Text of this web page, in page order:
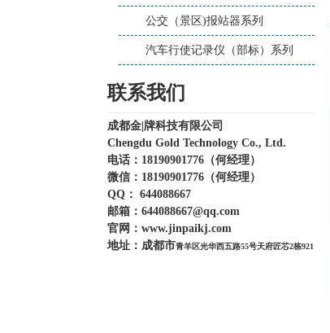
公交（景区)报站器系列
汽车行使记录仪（部标）系列
联系我们
成都金|牌科技有限公司
Chengdu Gold Technology Co., Ltd.
电话：18190901776（何经理）
微信： 18190901776 （何经理）
QQ： 644088667
邮箱： 644088667@qq.com
官网： www.jinpaikj.com
地址： 成都市青羊区光华西五路55号天府匠芯2栋921